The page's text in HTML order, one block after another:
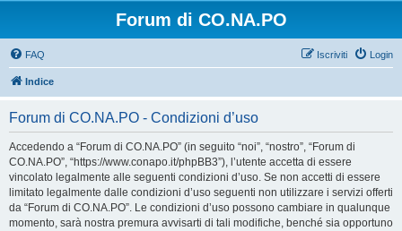
Forum di CO.NA.PO
FAQ Login
Iscriviti
Indice
Forum di CO.NA.PO - Condizioni d’uso
Accedendo a “Forum di CO.NA.PO” (in seguito “noi”, “nostro”, “Forum di
CO.NA.PO”, “https://www.conapo.it/phpBB3”), l’utente accetta di essere
vincolato legalmente alle seguenti condizioni d’uso. Se non accetti di essere
limitato legalmente dalle condizioni d’uso seguenti non utilizzare i servizi offerti
da “Forum di CO.NA.PO”. Le condizioni d’uso possono cambiare in qualunque
momento, sarà nostra premura avvisarti di tali modifiche, benché sia opportuno